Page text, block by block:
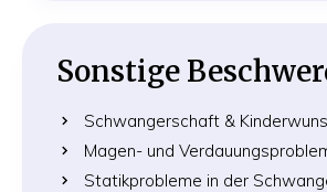
Sonstige
Schwangerschaft &
Magen- und
Statikprobleme in der